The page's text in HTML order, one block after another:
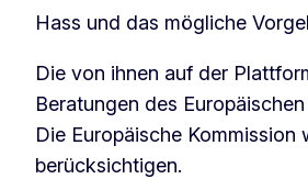
Hass und das mögliche
Die von ihnen auf der
Beratungen des
Die Europäische
berücksichtigen.